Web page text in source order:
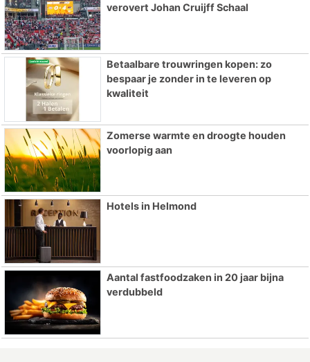
verovert Johan Cruijff Schaal
Betaalbare trouwringen kopen: zo
bespaar je zonder in te leveren op
kwaliteit
Zomerse warmte en droogte houden
voorlopig aan
Hotels in Helmond
Aantal fastfoodzaken in 20 jaar bijna
verdubbeld